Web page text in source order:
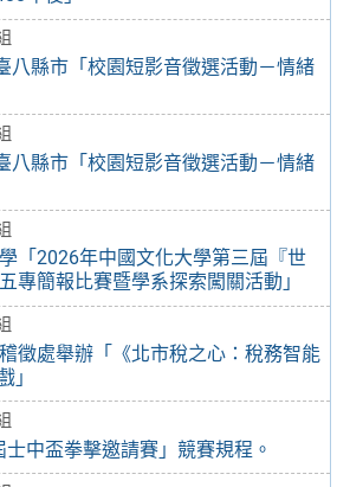
八縣市「校園短影音徵選活動－情緒
八縣市「校園短影音徵選活動－情緒
「2026年中國文化大學第三屆『世
專簡報比賽暨學系探索闖關活動」
徵處舉辦「《北市稅之心：稅務智能
」
中盃拳擊邀請賽」競賽規程。